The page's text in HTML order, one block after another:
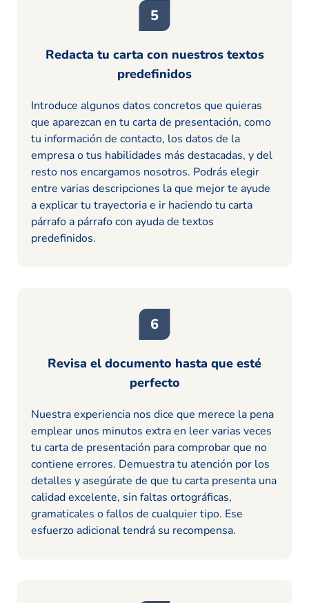
Redacta tu carta con nuestros textos
predefinidos
Introduce algunos datos concretos que quieras
que aparezcan en tu carta de presentación, como
tu información de contacto, los datos de la
empresa o tus habilidades más destacadas, y del
resto nos encargamos nosotros. Podrás elegir
entre varias descripciones la que mejor te ayude
a explicar tu trayectoria e ir haciendo tu carta
párrafo a párrafo con ayuda de textos
predefinidos.
Revisa el documento hasta que esté
perfecto
Nuestra experiencia nos dice que merece la pena
emplear unos minutos extra en leer varias veces
tu carta de presentación para comprobar que no
contiene errores. Demuestra tu atención por los
detalles y asegúrate de que tu carta presenta una
calidad excelente, sin faltas ortográficas,
gramaticales o fallos de cualquier tipo. Ese
esfuerzo adicional tendrá su recompensa.